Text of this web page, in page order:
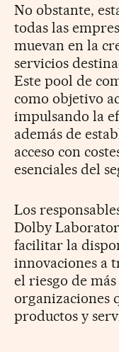
No obstante,
todas las
muevan en la
servicios
Este pool de
como objetivo
impulsando la
además de
acceso con
esenciales del
Los
Dolby
facilitar la
innovaciones a
el riesgo de
organizaciones
productos y